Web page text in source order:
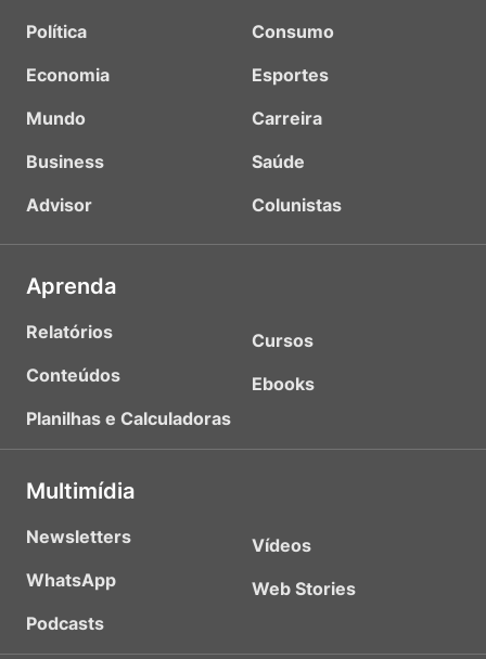
Política
Economia
Mundo
Business
Advisor
Consumo
Esportes
Carreira
Saúde
Colunistas
Aprenda
Relatórios
Conteúdos
Planilhas e Calculadoras
Cursos
Ebooks
Multimídia
Newsletters
WhatsApp
Podcasts
Vídeos
Web Stories